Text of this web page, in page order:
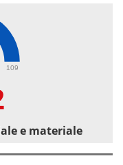
109
e materiale